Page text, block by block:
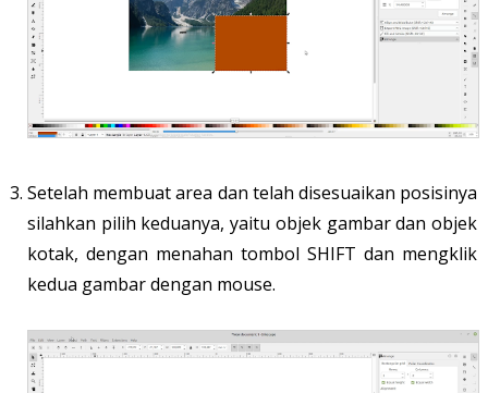
Setelah membuat area dan telah disesuaikan posisinya
silahkan pilih keduanya, yaitu objek gambar dan objek
kotak, dengan menahan tombol SHIFT dan mengklik
kedua gambar dengan mouse.